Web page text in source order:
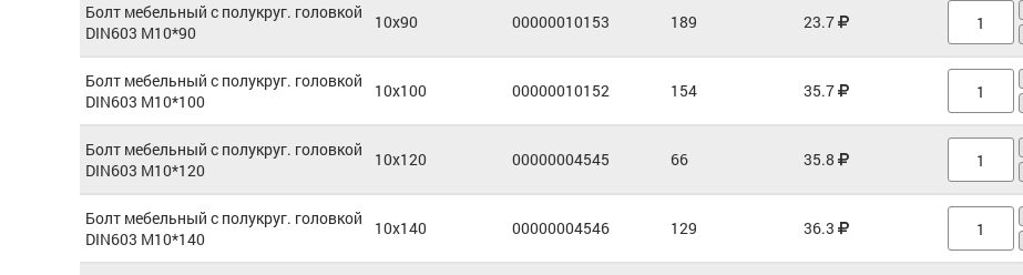
Болт мебельный с полукруг. головкой
DIN603 М10*90
10x90 00000010153 189 23.7
Болт мебельный с полукруг. головкой
DIN603 М10*100
10x100 00000010152 154 35.7
Болт мебельный с полукруг. головкой
DIN603 М10*120
10x120 00000004545 66 35.8
Болт мебельный с полукруг. головкой
DIN603 М10*140
10x140 00000004546 129 36.3